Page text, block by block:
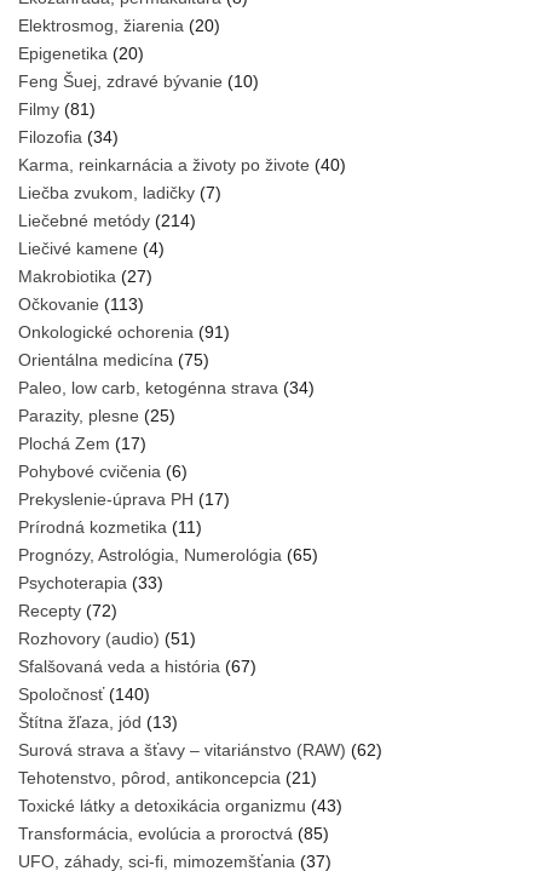
Elektrosmog, žiarenia (20)
Epigenetika (20)
Feng Šuej, zdravé bývanie (10)
Filmy (81)
Filozofia (34)
Karma, reinkarnácia a životy po živote (40)
Liečba zvukom, ladičky (7)
Liečebné metódy (214)
Liečivé kamene (4)
Makrobiotika (27)
Očkovanie (113)
Onkologické ochorenia (91)
Orientálna medicína (75)
Paleo, low carb, ketogénna strava (34)
Parazity, plesne (25)
Plochá Zem (17)
Pohybové cvičenia (6)
Prekyslenie-úprava PH (17)
Prírodná kozmetika (11)
Prognózy, Astrológia, Numerológia (65)
Psychoterapia (33)
Recepty (72)
Rozhovory (audio) (51)
Sfalšovaná veda a história (67)
Spoločnosť(140)
Štítna žľaza, jód (13)
Surová strava a šťavy – vitariánstvo (RAW) (62)
Tehotenstvo, pôrod, antikoncepcia (21)
Toxické látky a detoxikácia organizmu (43)
Transformácia, evolúcia a proroctvá (85)
UFO, záhady, sci-fi, mimozemšťania (37)